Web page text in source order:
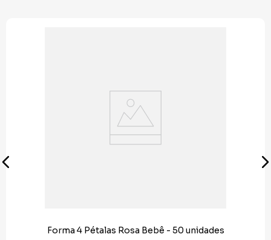
Forma 4 Pétalas Rosa Bebê - 50 unidades